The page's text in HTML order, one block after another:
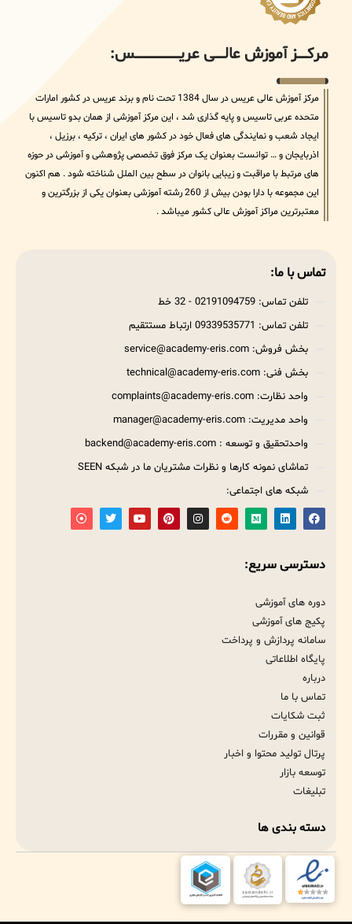
مرکــــــز آموزش عالــــــی عریــــــــــــــــــــــــــــس:
مرکز آموزش عالی عریس در سال 1384 تحت نام و برند عریس در کشور امارات
متحده عربی تاسیس و پایه گذاری شد ، این مرکز آموزشی از همان بدو تاسیس با
ایجاد شعب و نمایندگی های فعال خود در کشور های ایران ، ترکیه ، برزیل ،
اذربایجان و … توانست بعنوان یک مرکز فوق تخصصی پژوهشی و آموزشی در حوزه
های مرتبط با مراقبت و زیبایی بانوان در سطح بین الملل شناخته شود . هم اکنون
این مجموعه با دارا بودن بیش از 260 رشته آموزشی بعنوان یکی از بزرگترین و
معتبرترین مراکز آموزش عالی کشور میباشد .
تماس با ما:
تلفن تماس: 02191094759 - 32 خط
تلفن تماس: 09339535771 ارتباط مستتقیم
بخش فروش: service@academy-eris.com
بخش فنی: technical@academy-eris.com
واحد نظارت: complaints@academy-eris.com
واحد مدیریت: manager@academy-eris.com
واحدتحقیق و توسعه : backend@academy-eris.com
تماشای نمونه کارها و نظرات مشتریان ما در شبکه SEEN
شبکه های اجتماعی:
دسترسی سریع:
دوره های آموزشی
پکیج های آموزشی
سامانه پردازش و پرداخت
پایگاه اطلاعاتی
درباره
تماس با ما
ثبت شکایات
قوانین و مقررات
پرتال تولید محتوا و اخبار
توسعه بازار
تبلیغات
دسته بندی ها